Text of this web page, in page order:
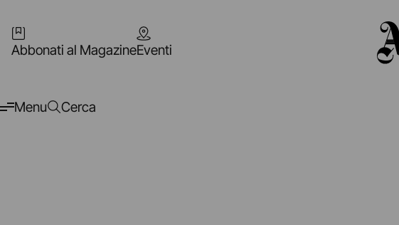
Abbonati al MagazineEventi
Menu Cerca